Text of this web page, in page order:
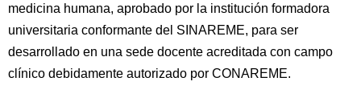
medicina humana, aprobado por la institución formadora
universitaria conformante del SINAREME, para ser
desarrollado en una sede docente acreditada con campo
clínico debidamente autorizado por CONAREME.